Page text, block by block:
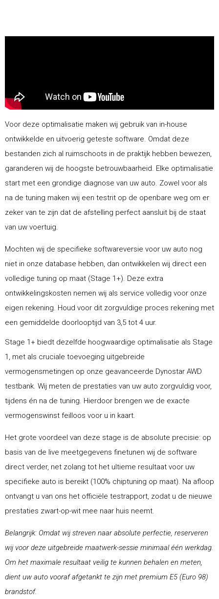
Voor deze optimalisatie maken wij gebruik van in-house
ontwikkelde en uitvoerig geteste software. Omdat deze
bestanden zich al ruimschoots in de praktijk hebben bewezen,
garanderen wij de hoogste betrouwbaarheid. Elke optimalisatie
start met een grondige diagnose van uw auto. Zowel voor als
na de tuning maken wij een testrit op de openbare weg om er
zeker van te zijn dat de afstelling perfect aansluit bij de staat
van uw voertuig.
Mochten wij de specifieke softwareversie voor uw auto nog
niet in onze database hebben, dan ontwikkelen wij direct een
volledige tuning op maat (Stage 1+). Deze extra
ontwikkelingskosten nemen wij als service volledig voor onze
eigen rekening. Houd voor dit zorgvuldige proces rekening met
een gemiddelde doorlooptijd van 3,5 tot 4 uur.
Stage 1+ biedt dezelfde hoogwaardige optimalisatie als Stage
1, met als cruciale toevoeging uitgebreide
vermogensmetingen op onze geavanceerde Dynostar AWD
testbank. Wij meten de prestaties van uw auto zorgvuldig voor,
tijdens én na de tuning. Hierdoor brengen we de exacte
vermogenswinst feilloos voor u in kaart.
Het grote voordeel van deze stage is de absolute precisie: op
basis van de live meetgegevens finetunen wij de software
direct verder, net zolang tot het ultieme resultaat voor uw
specifieke auto is bereikt (100% chiptuning op maat). Na afloop
ontvangt u van ons het officiële testrapport, zodat u de nieuwe
prestaties zwart-op-wit mee naar huis neemt.
Belangrijk: Omdat wij streven naar absolute perfectie, reserveren
wij voor deze uitgebreide maatwerk-sessie minimaal één werkdag.
Om het maximale resultaat veilig te kunnen behalen en meten,
dient uw auto vooraf afgetankt te zijn met premium E5 (Euro 98)
brandstof.